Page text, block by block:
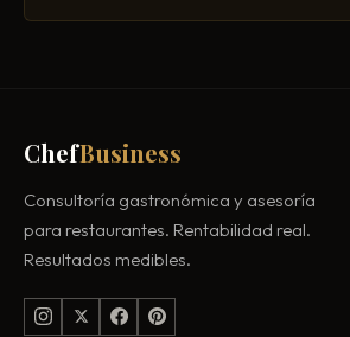
ChefBusiness
Consultoría gastronómica y asesoría
para restaurantes. Rentabilidad real.
Resultados medibles.